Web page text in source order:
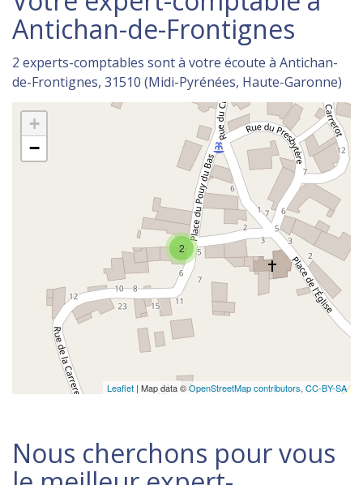
Antichan-de-Frontignes
2 experts-comptables sont à votre écoute à Antichan-
de-Frontignes, 31510 (Midi-Pyrénées, Haute-Garonne)
2
+
−
Leaflet | Map data ©OpenStreetMap contributors, CC-BY-SA
Nous cherchons pour vous